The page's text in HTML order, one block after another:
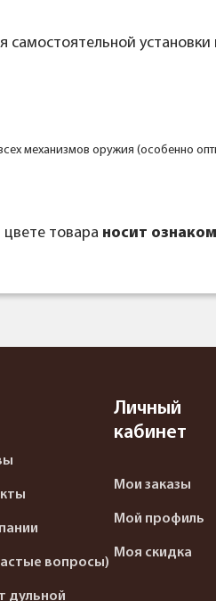
механизмов оружия (особенно
товара носит
вопросы)
дульной
Личный
кабинет
Мои заказы
Мой профиль
Моя скидка